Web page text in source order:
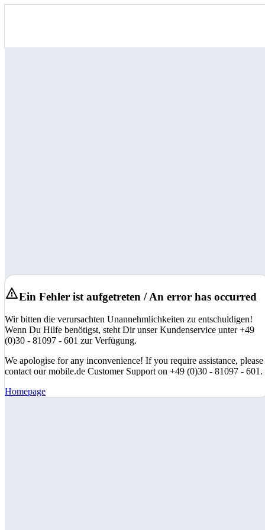
Ein Fehler ist aufgetreten / An error has occurred
Wir bitten die verursachten Unannehmlichkeiten zu entschuldigen!
Wenn Du Hilfe benötigst, steht Dir unser Kundenservice unter +49
(0)30 - 81097 - 601 zur Verfügung.
We apologise for any inconvenience! If you require assistance, please
contact our mobile.de Customer Support on +49 (0)30 - 81097 - 601.
Homepage